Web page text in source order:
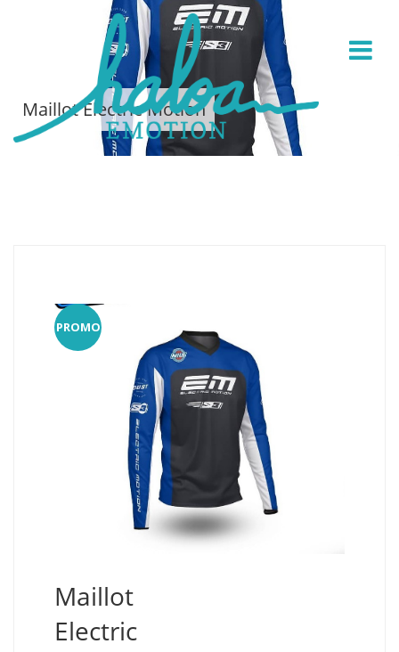
Maillot Electric Motion
PROMO
Maillot
Electric